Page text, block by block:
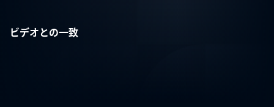
ビデオとの一致